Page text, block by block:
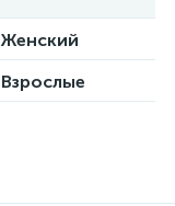
Женский
Взрослые